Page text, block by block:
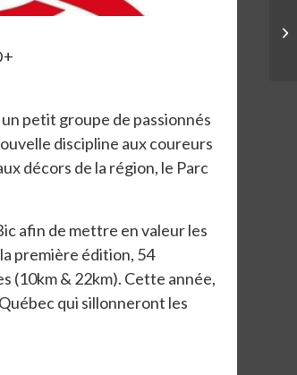
petit groupe de passionnés
discipline aux coureurs
décors de la région, le Parc
afin de mettre en valeur les
première édition, 54
& 22km). Cette année,
qui sillonneront les